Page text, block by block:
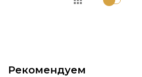
Рекомендуем